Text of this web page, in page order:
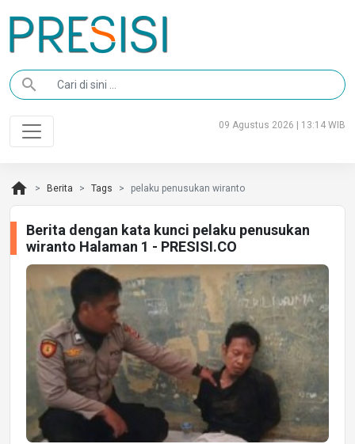
search
09 Agustus 2026 | 13:14 WIB
home Berita Tags pelaku penusukan wiranto
Berita dengan kata kunci pelaku penusukan
wiranto Halaman 1 - PRESISI.CO